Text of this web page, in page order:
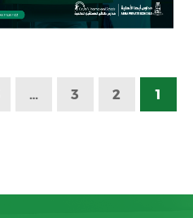
1
2
3
…